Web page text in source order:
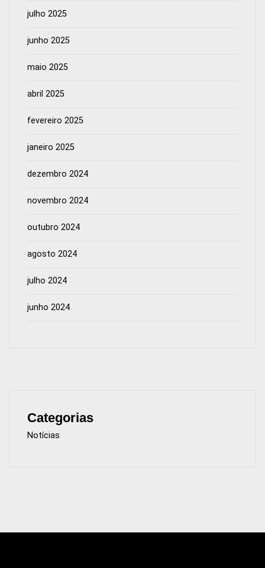
julho 2025
junho 2025
maio 2025
abril 2025
fevereiro 2025
janeiro 2025
dezembro 2024
novembro 2024
outubro 2024
agosto 2024
julho 2024
junho 2024
Categorias
Notícias